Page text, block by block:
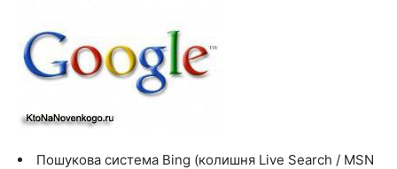
Пошукова система Bing (колишня Live Search / MSN